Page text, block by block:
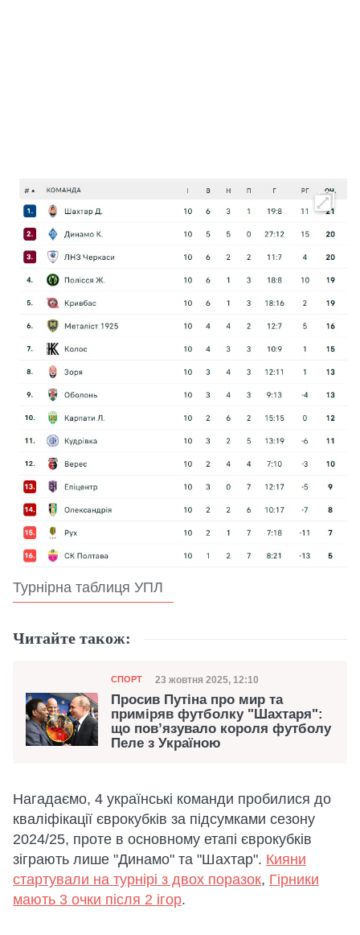
Турнірна таблиця УПЛ
Читайте також:
Категорія
СПОРТ Дата публікації
23 жовтня 2025, 12:10
Просив Путіна про мир та
приміряв футболку "Шахтаря":
що пов’язувало короля футболу
Пеле з Україною
Нагадаємо, 4 українські команди пробилися до
кваліфікації єврокубків за підсумками сезону
2024/25, проте в основному етапі єврокубків
зіграють лише "Динамо" та "Шахтар". Кияни
стартували на турнірі з двох поразок, Гірники
мають 3 очки після 2 ігор.